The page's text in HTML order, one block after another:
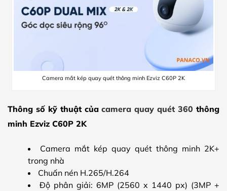
Camera mắt kép quay quét thông minh Ezviz C60P 2K
Thông số kỹ thuật củacamera quay quét 360 thông
minh Ezviz C60P 2K
Camera mắt kép quay quét thông minh 2K+
trong nhà
Chuấn nén H.265/H.264
Độ phân giải: 6MP (2560 x 1440 px) (3MP +